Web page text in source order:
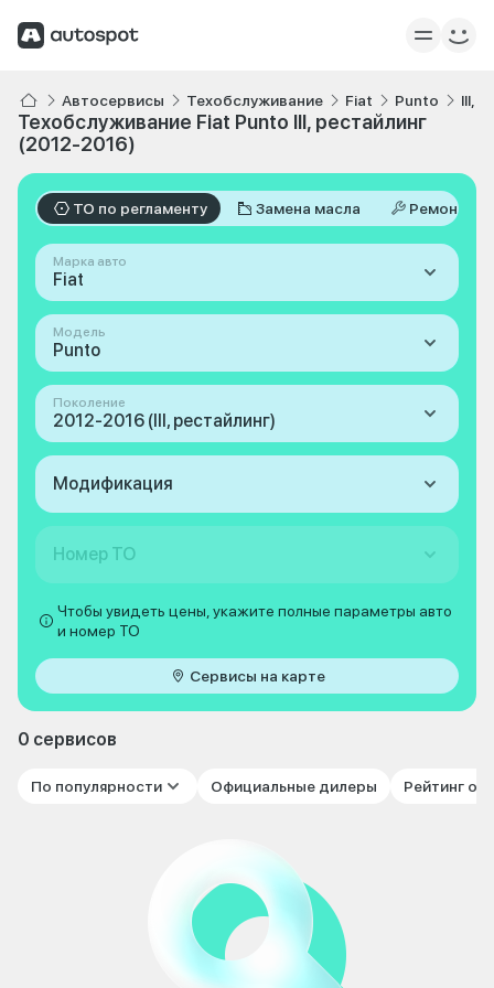
Автосервисы Техобслуживание Fiat Punto III,
Техобслуживание Fiat Punto III, рестайлинг
(2012-2016)
ТО по регламенту Замена масла Ремонт
Марка авто
Fiat
Модель
Punto
Поколение
2012-2016 (III, рестайлинг)
Модификация
Номер ТО
Чтобы увидеть цены, укажите полные параметры авто
и номер ТО
Сервисы на карте
0 сервисов
По популярности Официальные дилеры Рейтинг